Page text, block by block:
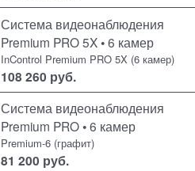
Система видеонаблюдения
Premium PRO 5X • 6 камер
InControl Premium PRO 5X (6 камер)
108 260 руб.
Система видеонаблюдения
Premium PRO • 6 камер
Premium-6 (графит)
81 200 руб.